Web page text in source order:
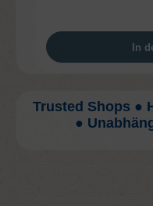
In
Trusted Shops ●
●